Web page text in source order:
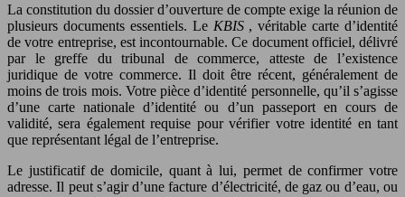
La constitution du dossier d’ouverture de compte exige la réunion de
plusieurs documents essentiels. Le KBIS , véritable carte d’identité
de votre entreprise, est incontournable. Ce document officiel, délivré
par le greffe du tribunal de commerce, atteste de l’existence
juridique de votre commerce. Il doit être récent, généralement de
moins de trois mois. Votre pièce d’identité personnelle, qu’il s’agisse
d’une carte nationale d’identité ou d’un passeport en cours de
validité, sera également requise pour vérifier votre identité en tant
que représentant légal de l’entreprise.
Le justificatif de domicile, quant à lui, permet de confirmer votre
adresse. Il peut s’agir d’une facture d’électricité, de gaz ou d’eau, ou